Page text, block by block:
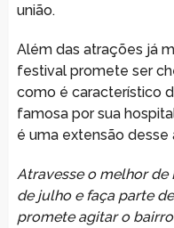
união.
Além das atrações já
festival promete ser
como é característico
famosa por sua
é uma extensão desse
Atravesse o melhor de
de julho e faça parte
promete agitar o